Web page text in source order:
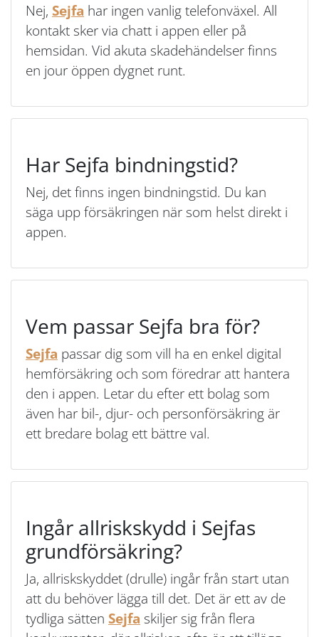
Nej, Sejfa har ingen vanlig telefonväxel. All
kontakt sker via chatt i appen eller på
hemsidan. Vid akuta skadehändelser finns
en jour öppen dygnet runt.
Har Sejfa bindningstid?
Nej, det finns ingen bindningstid. Du kan
säga upp försäkringen när som helst direkt i
appen.
Vem passar Sejfa bra för?
Sejfa passar dig som vill ha en enkel digital
hemförsäkring och som föredrar att hantera
den i appen. Letar du efter ett bolag som
även har bil-, djur- och personförsäkring är
ett bredare bolag ett bättre val.
Ingår allriskskydd i Sejfas
grundförsäkring?
Ja, allriskskyddet (drulle) ingår från start utan
att du behöver lägga till det. Det är ett av de
tydliga sätten Sejfa skiljer sig från flera